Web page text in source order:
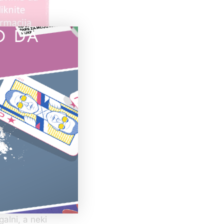
su bageri
i
izađe na
nije
a neki
DA